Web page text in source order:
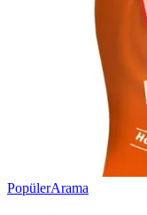
PopülerArama